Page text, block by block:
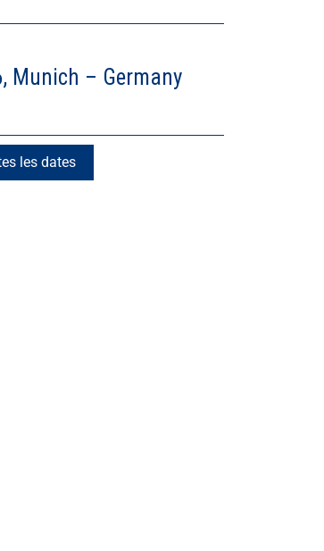
Munich – Germany
les dates